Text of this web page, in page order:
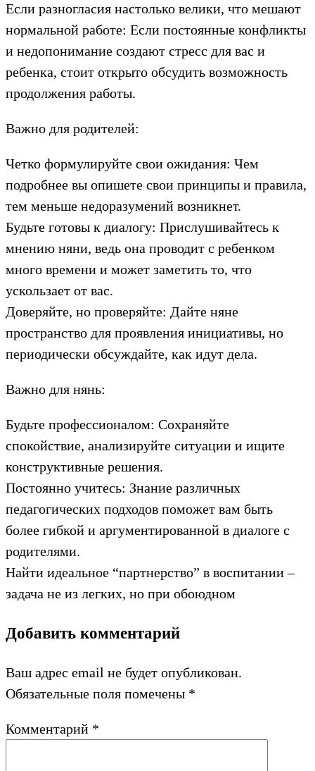
Если разногласия настолько велики, что мешают
нормальной работе: Если постоянные конфликты
и недопонимание создают стресс для вас и
ребенка, стоит открыто обсудить возможность
продолжения работы.
Важно для родителей:
Четко формулируйте свои ожидания: Чем
подробнее вы опишете свои принципы и правила,
тем меньше недоразумений возникнет.
Будьте готовы к диалогу: Прислушивайтесь к
мнению няни, ведь она проводит с ребенком
много времени и может заметить то, что
ускользает от вас.
Доверяйте, но проверяйте: Дайте няне
пространство для проявления инициативы, но
периодически обсуждайте, как идут дела.
Важно для нянь:
Будьте профессионалом: Сохраняйте
спокойствие, анализируйте ситуации и ищите
конструктивные решения.
Постоянно учитесь: Знание различных
педагогических подходов поможет вам быть
более гибкой и аргументированной в диалоге с
родителями.
Найти идеальное “партнерство” в воспитании –
задача не из легких, но при обоюдном
Добавить комментарий
Ваш адрес email не будет опубликован.
Обязательные поля помечены *
Комментарий *